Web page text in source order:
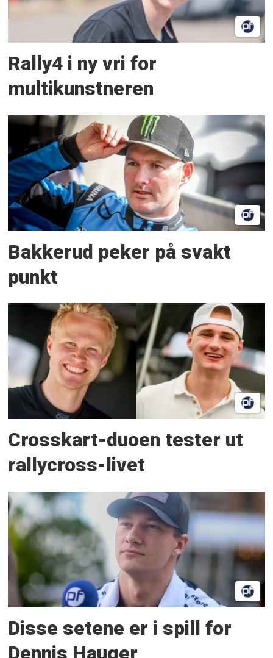
Rally4 i ny vri for
multikunstneren
Bakkerud peker på svakt
punkt
Crosskart-duoen tester ut
rallycross-livet
Disse setene er i spill for